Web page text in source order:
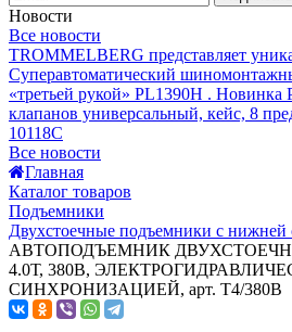
Новости
Все новости
TROMMELBERG представляет
Суперавтоматический
«третьей рукой» PL1390H . Новинка
клапанов универсальный, кейс, 8
10118C
Все новости
Главная
Каталог товаров
Подъемники
Двухстоечные подъемники с нижней
АВТОПОДЪЕМНИК
4.0Т, 380В,
СИНХРОНИЗАЦИЕЙ, арт. T4/380В